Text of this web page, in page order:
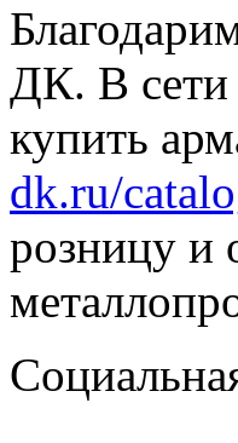
ДК. В сети
купить
dk.ru/
розницу и